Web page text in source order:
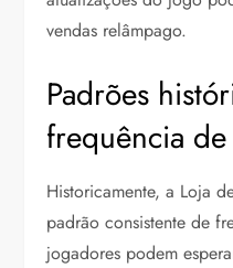
vendas relâmpago.
Padrões
frequência
Historicamente, a Loja
padrão consistente de
jogadores podem